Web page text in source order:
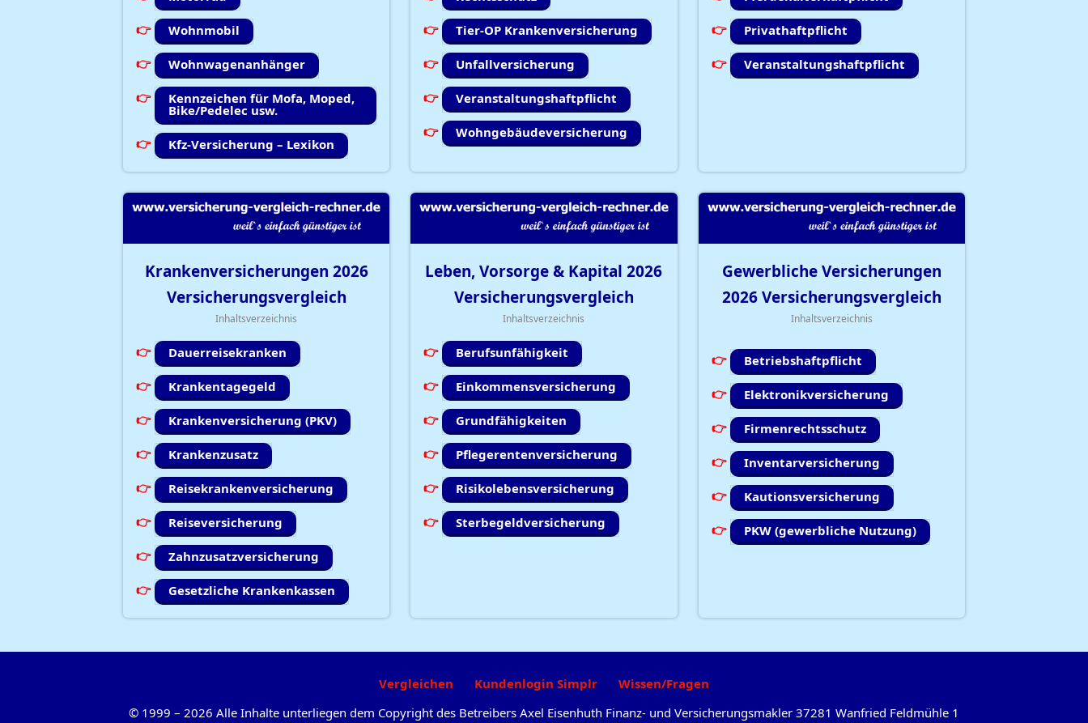
Wohnmobil
Wohnwagenanhänger
Kennzeichen für Mofa, Moped,
Bike/Pedelec usw.
Kfz-Versicherung – Lexikon
Tier-OP Krankenversicherung
Unfallversicherung
Veranstaltungshaftpflicht
Wohngebäudeversicherung
Privathaftpflicht
Veranstaltungshaftpflicht
Krankenversicherungen 2026
Versicherungsvergleich
Inhaltsverzeichnis
Dauerreisekranken
Krankentagegeld
Krankenversicherung (PKV)
Krankenzusatz
Reisekrankenversicherung
Reiseversicherung
Zahnzusatzversicherung
Gesetzliche Krankenkassen
Leben, Vorsorge & Kapital2026
Versicherungsvergleich
Inhaltsverzeichnis
Berufsunfähigkeit
Einkommensversicherung
Grundfähigkeiten
Pflegerentenversicherung
Risikolebensversicherung
Sterbegeldversicherung
Gewerbliche Versicherungen
2026Versicherungsvergleich
Inhaltsverzeichnis
Betriebshaftpflicht
Elektronikversicherung
Firmenrechtsschutz
Inventarversicherung
Kautionsversicherung
PKW (gewerbliche Nutzung)
Vergleichen Kundenlogin Simplr
Wissen/Fragen
© 1999 – 2026 Alle Inhalte unterliegen dem Copyright des Betreibers Axel Eisenhuth Finanz- und Versicherungsmakler 37281 Wanfried Feldmühle 1